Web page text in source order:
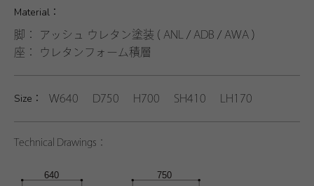
Material：
脚： アッシュ ウレタン塗装 ( ANL / ADB / AWA )
座： ウレタンフォーム積層
Size： W640 D750 H700 SH410 LH170
Technical Drawings：